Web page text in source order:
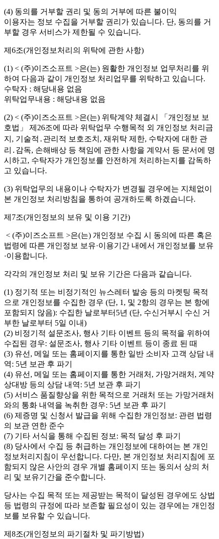
(4) 동의를 거부할 권리 및 동의 거부에 따른 불이익
이용자는 정보 수집을 거부할 권리가 있습니다. 단, 동의를 거
부할 경우 서비스가 제한될 수 있습니다.
제6조(개인정보처리의 위탁에 관한 사항)
(1) < (주)이즈소프트 >은(는) 원활한 개인정보 업무처리를 위
하여 다음과 같이 개인정보 처리업무를 위탁하고 있습니다.
수탁자 : 해당내용 없음
위탁업무내용 : 해당내용 없음
(2) < (주)이즈소프트 >은(는) 위탁계약 체결시 「개인정보 보
호법」 제26조에 따라 위탁업무 수행목적 외 개인정보 처리금
지, 기술적․관리적 보호조치, 재위탁 제한, 수탁자에 대한 관
리․감독, 손해배상 등 책임에 관한 사항을 계약서 등 문서에 명
시하고, 수탁자가 개인정보를 안전하게 처리하는지를 감독하
고 있습니다.
(3) 위탁업무의 내용이나 수탁자가 변경될 경우에는 지체없이
본 개인정보 처리방침을 통하여 공개하도록 하겠습니다.
제7조(개인정보의 보유 및 이용 기간)
< (주)이즈소프트 >은(는) 개인정보 수집 시 동의에 따른 혹은
법령에 따른 개인정보 보유·이용기간 내에서 개인정보를 보유
·이용합니다.
각각의 개인정보 처리 및 보유 기간은 다음과 같습니다.
(1) 정기적 또는 비정기적인 뉴스레터 발송 등의 마켓팅 목적
으로 개인정보를 수집한 경우 (단, 1, 및 2항의 경우는 본 항에
포함되지 않음): 수집한 날로부터5년 (단, 수신거부시 수신 거
부한 날로부터 5일 이내)
(2) 비정기적 설문조사, 행사 기타 이벤트 등의 목적을 위하여
수집된 경우: 설문조사, 행사 기타 이벤트 등이 종료 된 때
(3) 유선, 메일 또는 홈페이지를 통한 일반 소비자 고객 상담 내
역: 5년 보관 후 파기
(4) 유선, 메일 또는 홈페이지를 통한 거래처, 가망거래처, 계약
상대방 등의 상담 내역: 5년 보관 후 파기
(5) 서비스 품질향상을 위한 목적으로 거래처 또는 가망거래처
와의 통화 내역을 녹취한 경우: 5년 보관 후 파기
(6) 제증명 및 신청서 발급을 위해 수집한 개인정보: 관련 법령
의 보관 연한 준수
(7) 기타 서식을 통해 수집된 정보: 목적 달성 후 파기
(8) 당사에서 수집 등 취급하는 개인정보에 대하여는 본 개인
정보처리지침이 우선합니다. 다만, 본 개인정보 처리지침에 포
함되지 않은 사안의 경우 개별 홈페이지 또는 동의서 상의 처
리 및 보유기간을 준수합니다.
당사는 수집 목적 또는 제공받는 목적이 달성된 경우에도 상법
등 법령의 규정에 따라 보존할 필요성이 있는 경우에는 개인정
보를 보유할 수 있습니다.
제8조(개인정보의 파기절차 및 파기방법)